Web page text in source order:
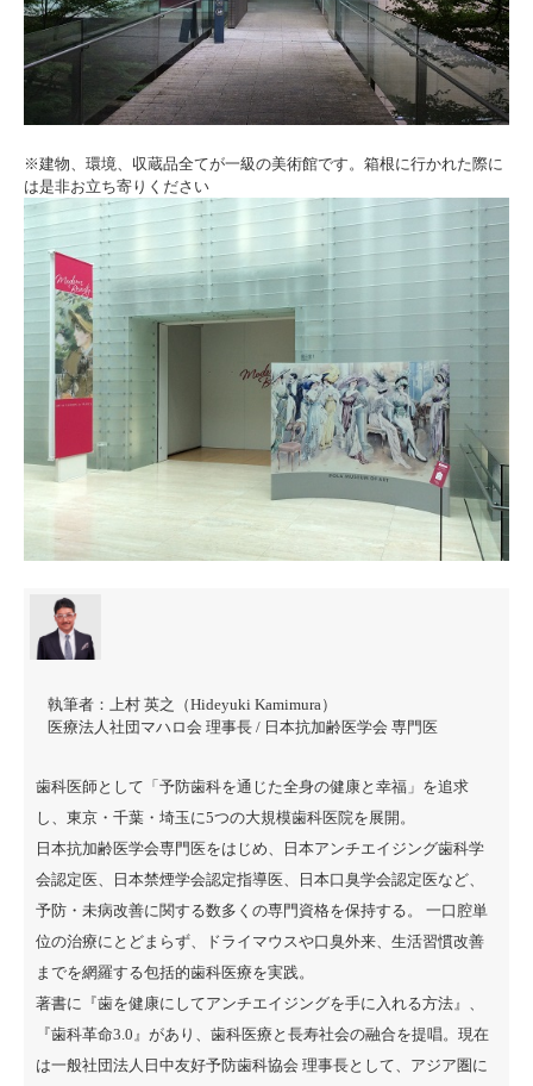
※建物、環境、収蔵品全てが一級の美術館です。箱根に行かれた際に
は是非お立ち寄りください
執筆者： 上村 英之（Hideyuki Kamimura）
医療法人社団マハロ会 理事長 / 日本抗加齢医学会 専門医
歯科医師として「予防歯科を通じた全身の健康と幸福」を追求
し、東京・千葉・埼玉に5つの大規模歯科医院を展開。
日本抗加齢医学会専門医をはじめ、日本アンチエイジング歯科学
会認定医、日本禁煙学会認定指導医、日本口臭学会認定医など、
予防・未病改善に関する数多くの専門資格を保持する。 一口腔単
位の治療にとどまらず、ドライマウスや口臭外来、生活習慣改善
までを網羅する包括的歯科医療を実践。
著書に『歯を健康にしてアンチエイジングを手に入れる方法』、
『歯科革命3.0』があり、歯科医療と長寿社会の融合を提唱。現在
は一般社団法人日中友好予防歯科協会 理事長として、アジア圏に